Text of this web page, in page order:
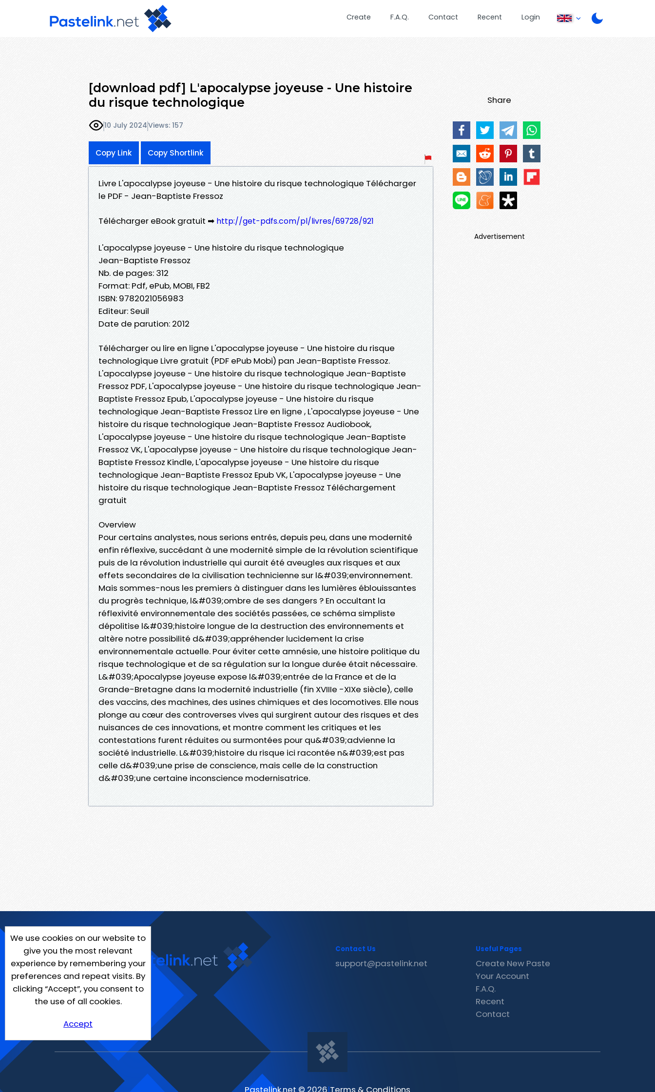
Create F.A.Q. Contact Recent Login
[download pdf] L'apocalypse joyeuse - Une histoire
du risque technologique
10 July 2024Views: 157
Copy Link Copy Shortlink
Livre L'apocalypse joyeuse - Une histoire du risque technologique Télécharger
le PDF - Jean-Baptiste Fressoz
Télécharger eBook gratuit ➡ http://get-pdfs.com/pl/livres/69728/921
L'apocalypse joyeuse - Une histoire du risque technologique
Jean-Baptiste Fressoz
Nb. de pages: 312
Format: Pdf, ePub, MOBI, FB2
ISBN: 9782021056983
Editeur: Seuil
Date de parution: 2012
Télécharger ou lire en ligne L'apocalypse joyeuse - Une histoire du risque
technologique Livre gratuit (PDF ePub Mobi) pan Jean-Baptiste Fressoz.
L'apocalypse joyeuse - Une histoire du risque technologique Jean-Baptiste
Fressoz PDF, L'apocalypse joyeuse - Une histoire du risque technologique Jean-
Baptiste Fressoz Epub, L'apocalypse joyeuse - Une histoire du risque
technologique Jean-Baptiste Fressoz Lire en ligne , L'apocalypse joyeuse - Une
histoire du risque technologique Jean-Baptiste Fressoz Audiobook,
L'apocalypse joyeuse - Une histoire du risque technologique Jean-Baptiste
Fressoz VK, L'apocalypse joyeuse - Une histoire du risque technologique Jean-
Baptiste Fressoz Kindle, L'apocalypse joyeuse - Une histoire du risque
technologique Jean-Baptiste Fressoz Epub VK, L'apocalypse joyeuse - Une
histoire du risque technologique Jean-Baptiste Fressoz Téléchargement
gratuit
Overview
Pour certains analystes, nous serions entrés, depuis peu, dans une modernité
enfin réflexive, succédant à une modernité simple de la révolution scientifique
puis de la révolution industrielle qui aurait été aveugles aux risques et aux
effets secondaires de la civilisation technicienne sur l&#039;environnement.
Mais sommes-nous les premiers à distinguer dans les lumières éblouissantes
du progrès technique, l&#039;ombre de ses dangers ? En occultant la
réflexivité environnementale des sociétés passées, ce schéma simpliste
dépolitise l&#039;histoire longue de la destruction des environnements et
altère notre possibilité d&#039;appréhender lucidement la crise
environnementale actuelle. Pour éviter cette amnésie, une histoire politique du
risque technologique et de sa régulation sur la longue durée était nécessaire.
L&#039;Apocalypse joyeuse expose l&#039;entrée de la France et de la
Grande-Bretagne dans la modernité industrielle (fin XVIIIe -XIXe siècle), celle
des vaccins, des machines, des usines chimiques et des locomotives. Elle nous
plonge au cœur des controverses vives qui surgirent autour des risques et des
nuisances de ces innovations, et montre comment les critiques et les
contestations furent réduites ou surmontées pour qu&#039;advienne la
société industrielle. L&#039;histoire du risque ici racontée n&#039;est pas
celle d&#039;une prise de conscience, mais celle de la construction
d&#039;une certaine inconscience modernisatrice.
Share
Advertisement
We use cookies on our website to
give you the most relevant
experience by remembering your
preferences and repeat visits. By
clicking “Accept”, you consent to
the use of all cookies.
Accept
Contact Us
support@pastelink.net
Useful Pages
Create New Paste
Your Account
F.A.Q.
Recent
Contact
Pastelink.net © 2026|Terms & Conditions